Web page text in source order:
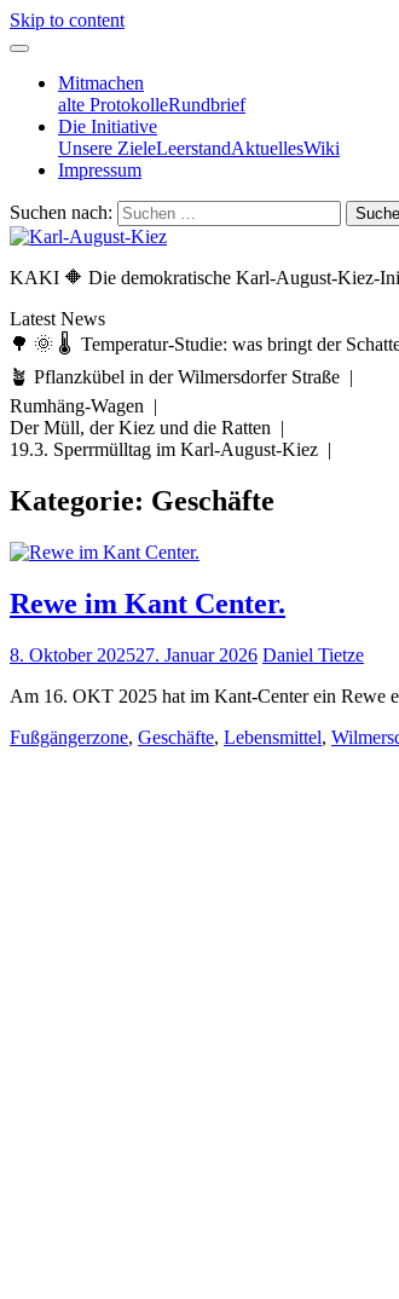
Skip to content
Mitmachen
alte ProtokolleRundbrief
Die Initiative
Unsere ZieleLeerstandAktuellesWiki
Impressum
Suchen nach:
KAKI 🔶 Die demokratische Karl-August-Kiez-
Latest News
🌳 🌞 🌡️ Temperatur-Studie: was bringt der
🪴 Pflanzkübel in der Wilmersdorfer Straße |
Rumhäng-Wagen |
Der Müll, der Kiez und die Ratten |
19.3. Sperrmülltag im Karl-August-Kiez |
Kategorie: Geschäfte
Rewe im Kant Center.
8. Oktober 202527. Januar 2026 Daniel Tietze
Am 16. OKT 2025 hat im Kant-Center ein Rewe
Fußgängerzone, Geschäfte, Lebensmittel,